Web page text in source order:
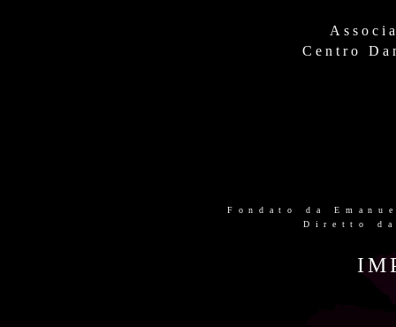
Centro
Fondato da
Diretto